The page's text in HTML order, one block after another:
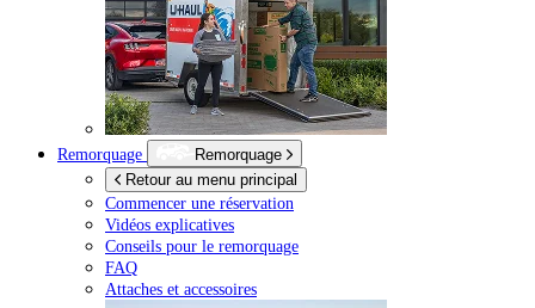
Remorquage
Remorquage
Retour au menu principal
Commencer une réservation
Vidéos explicatives
Conseils pour le remorquage
FAQ
Attaches et accessoires